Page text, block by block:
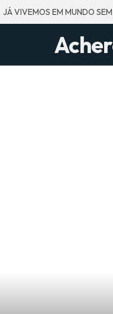
JÁ VIVEMOS EM MUNDO